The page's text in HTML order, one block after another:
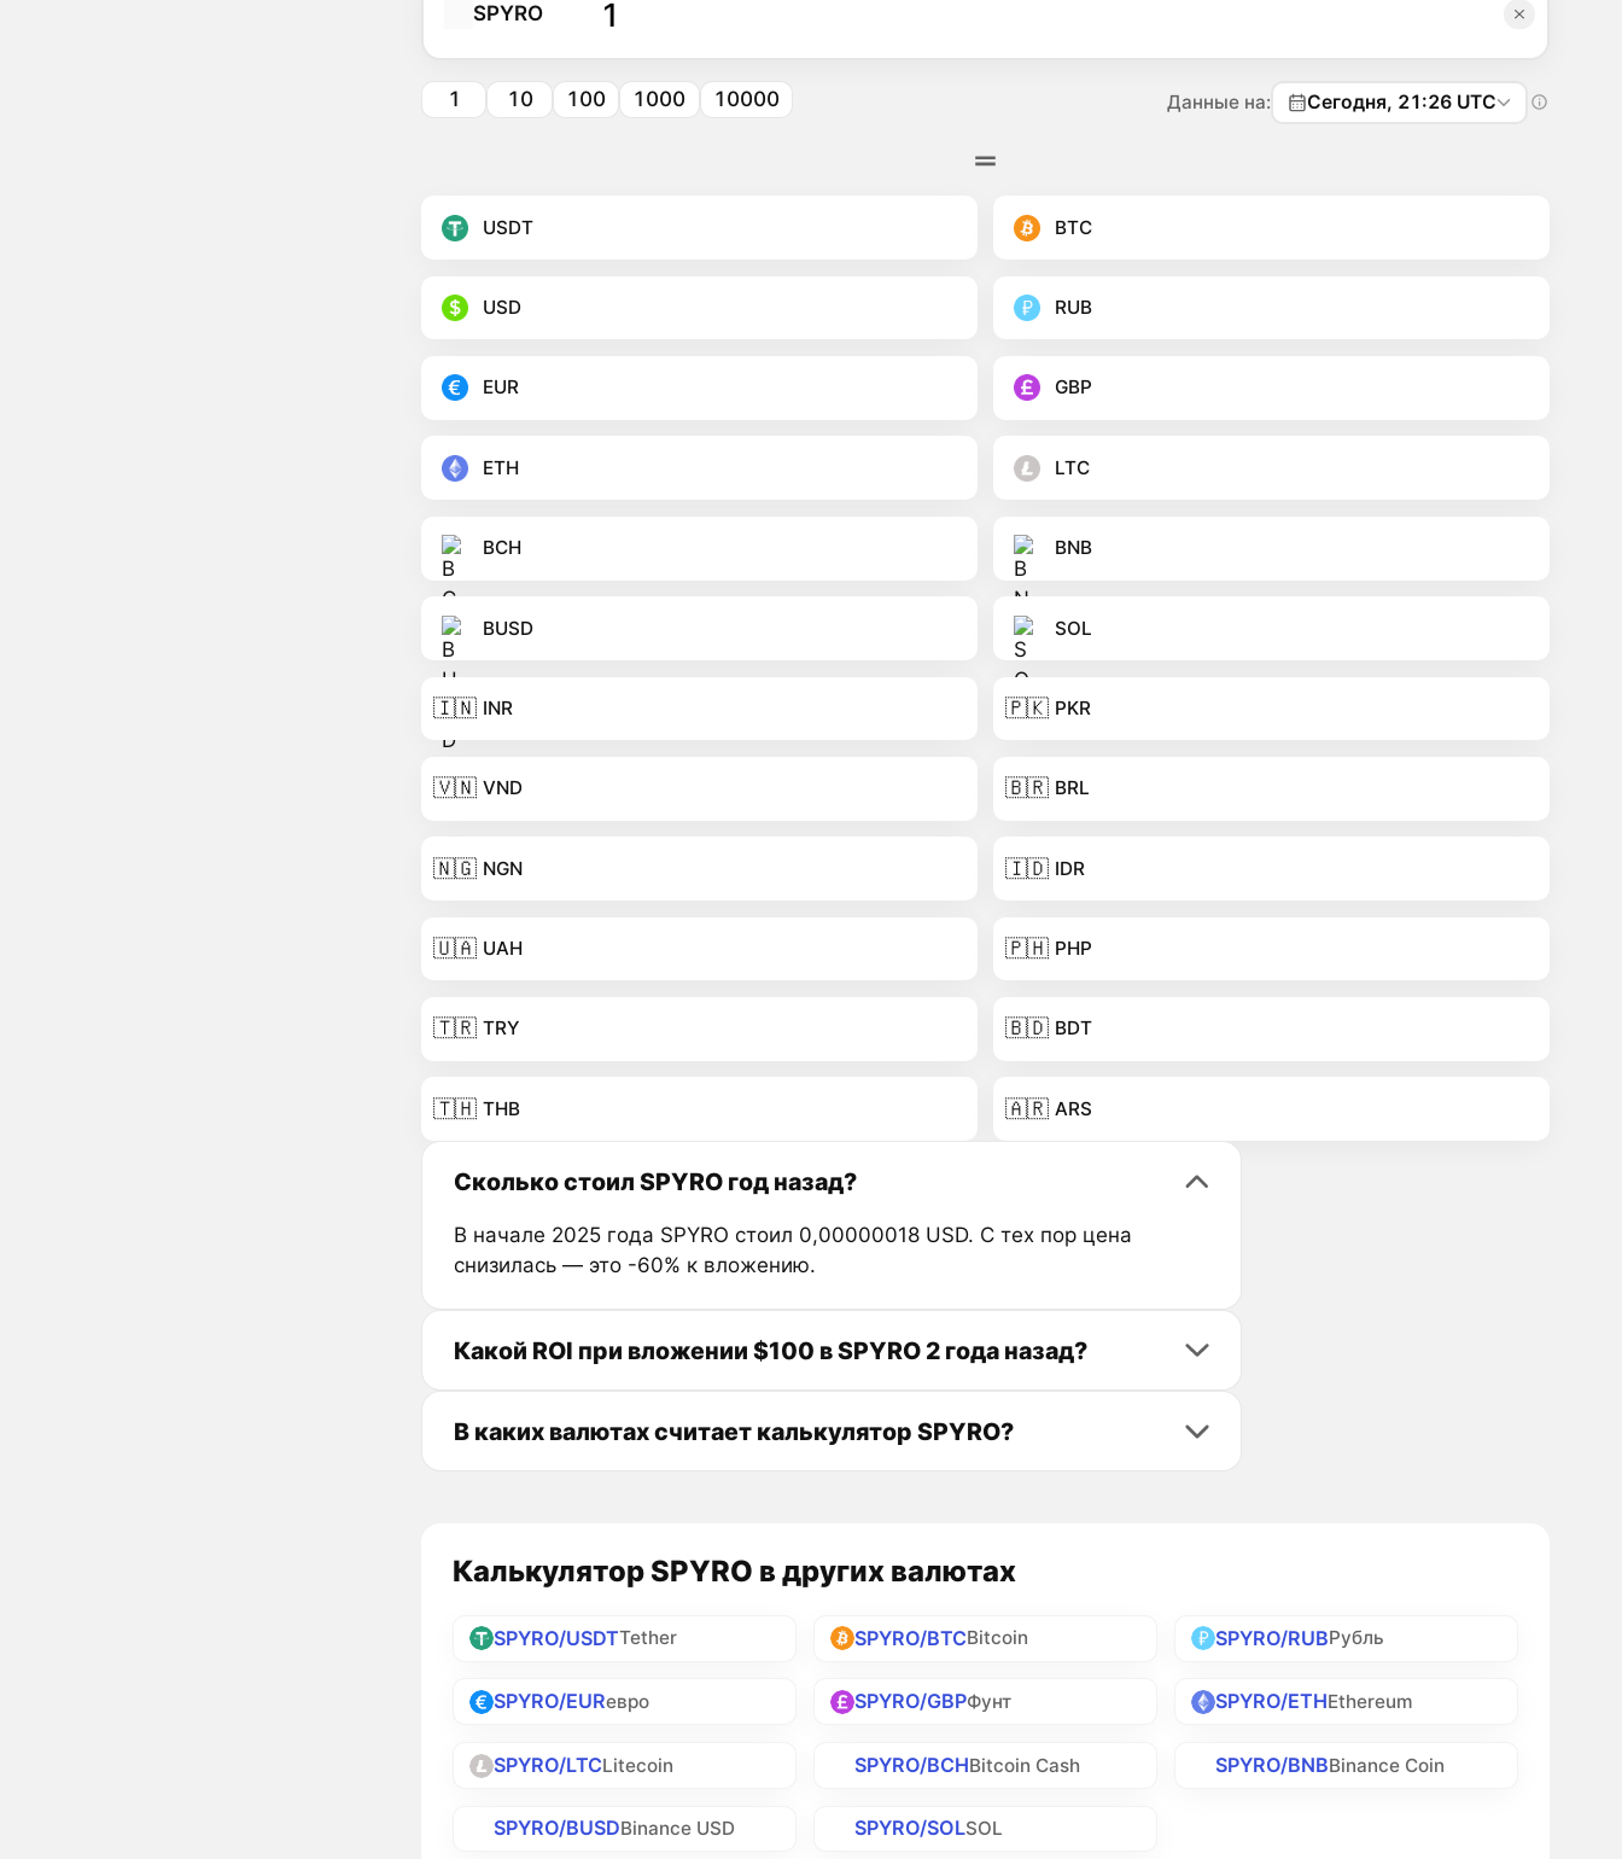
SPYRO
1 10 100 1000 10000 Данные на: Сегодня, 21:26 UTC
USDT BTC
USD RUB
EUR GBP
ETH LTC
BCH BNB
BUSD SOL
🇮🇳 INR 🇵🇰 PKR
🇻🇳 VND 🇧🇷 BRL
🇳🇬 NGN 🇮🇩 IDR
🇺🇦 UAH 🇵🇭 PHP
🇹🇷 TRY 🇧🇩 BDT
🇹🇭 THB 🇦🇷 ARS
Сколько стоил SPYRO год назад?
В начале 2025 года SPYRO стоил 0,00000018 USD. С тех пор цена
снизилась — это -60% к вложению.
Какой ROI при вложении $100 в SPYRO 2 года назад?
В каких валютах считает калькулятор SPYRO?
Калькулятор SPYRO в других валютах
SPYRO/USDTTether SPYRO/BTCBitcoin SPYRO/RUBРубль
SPYRO/EURевро SPYRO/GBPФунт SPYRO/ETHEthereum
SPYRO/LTCLitecoin SPYRO/BCHBitcoin Cash SPYRO/BNBBinance Coin
SPYRO/BUSDBinance USD SPYRO/SOLSOL